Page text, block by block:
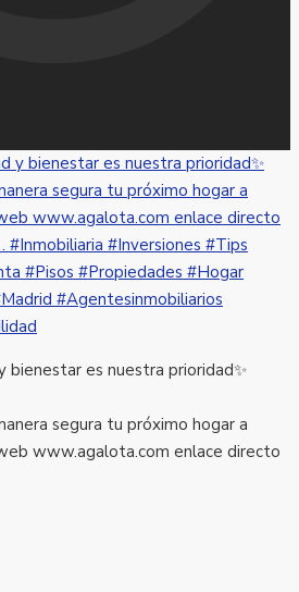
bienestar es nuestra prioridad✨
segura tu próximo hogar a
www.agalota.com enlace directo